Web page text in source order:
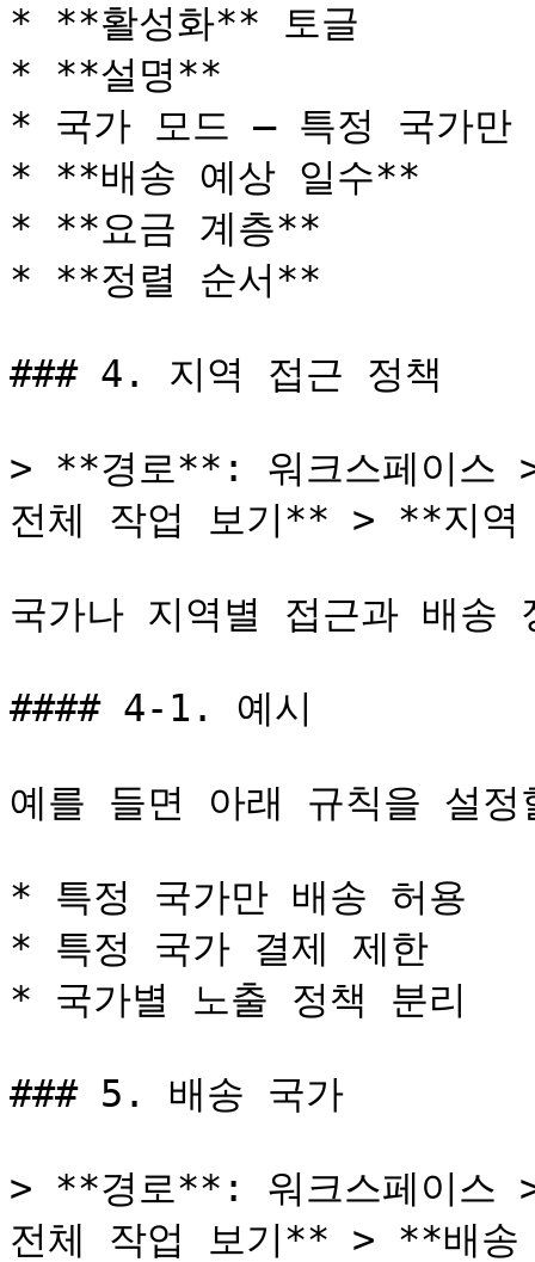
* **활성화** 토글
* **설명**
* 국가 모드 — 특정 국가
* **배송 예상 일수**
* **요금 계층**
* **정렬 순서**
### 4. 지역 접근 정책
> **경로**: 워크스페이스
전체 작업 보기** > **지역
국가나 지역별 접근과 배송
#### 4-1. 예시
예를 들면 아래 규칙을 설
* 특정 국가만 배송 허용
* 특정 국가 결제 제한
* 국가별 노출 정책 분리
### 5. 배송 국가
> **경로**: 워크스페이스
전체 작업 보기** > **배